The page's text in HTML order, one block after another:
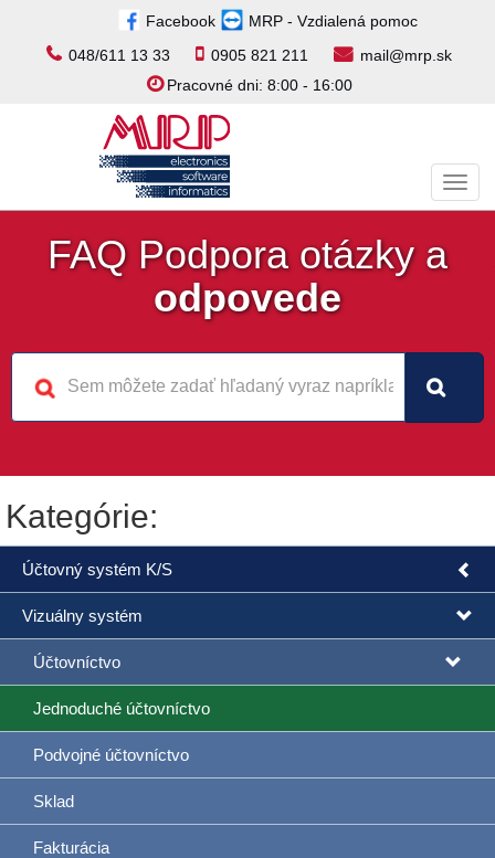
Facebook
MRP - Vzdialená pomoc
048/611 13 33
0905 821 211
mail@mrp.sk
Pracovné dni: 8:00 - 16:00
FAQ Podpora otázky a
odpovede
Kategórie:
Účtovný systém K/S
Vizuálny systém
Účtovníctvo
Jednoduché účtovníctvo
Podvojné účtovníctvo
Sklad
Fakturácia